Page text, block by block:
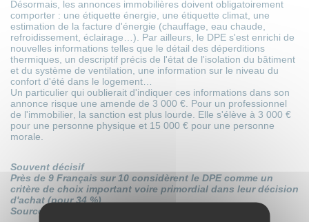
Désormais, les annonces immobilières doivent obligatoirement
comporter : une étiquette énergie, une étiquette climat, une
estimation de la facture d'énergie (chauffage, eau chaude,
refroidissement, éclairage…). Par ailleurs, le DPE s'est enrichi de
nouvelles informations telles que le détail des déperditions
thermiques, un descriptif précis de l'état de l'isolation du bâtiment
et du système de ventilation, une information sur le niveau du
confort d'été dans le logement…
Un particulier qui oublierait d'indiquer ces informations dans son
annonce risque une amende de 3 000 €. Pour un professionnel
de l'immobilier, la sanction est plus lourde. Elle s'élève à 3 000 €
pour une personne physique et 15 000 € pour une personne
morale.
Souvent décisif
Près de 9 Français sur 10 considèrent le DPE comme un
critère de choix important voire primordial dans leur décision
d'achat (pour 34 %)
Source : étude BVA du 24 au 25 novembre 2021